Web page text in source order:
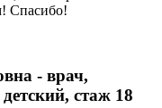
Спасибо!
- врач,
стаж 18